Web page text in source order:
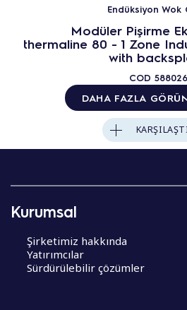
Endüksiyon Wok
Modüler Pişirme
thermaline 80 - 1 Zone
with
COD 588026
DAHA FAZLA
Kurumsal
Şirketimiz hakkında
Yatırımcılar
Sürdürülebilir çözümler